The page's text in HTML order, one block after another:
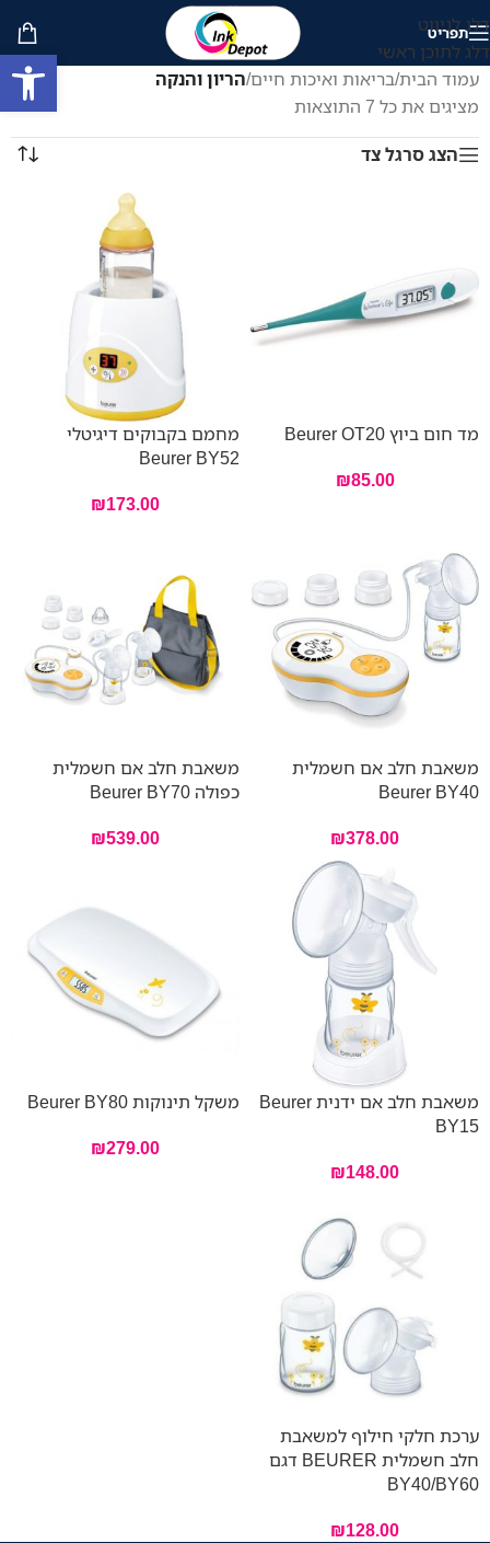
דלג לניווט
דלג לתוכן ראשי
תפריט
עמוד הבית/בריאות ואיכות חיים/הריון והנקה
מציגים את כל ⁦7⁩ התוצאות
הצג סרגל צד
מד חום ביוץ Beurer OT20
₪85.00
מחמם בקבוקים דיגיטלי
Beurer BY52
₪173.00
משאבת חלב אם חשמלית
Beurer BY40
₪378.00
משאבת חלב אם חשמלית
כפולה Beurer BY70
₪539.00
משאבת חלב אם ידנית Beurer
BY15
₪148.00
משקל תינוקות Beurer BY80
₪279.00
ערכת חלקי חילוף למשאבת
חלב חשמלית BEURER דגם
BY40/BY60
₪128.00
פתח